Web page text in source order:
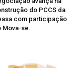
do PCCS da
com participação
Mova-se.